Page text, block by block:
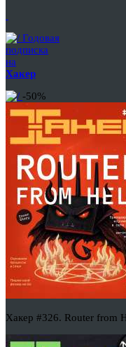
Годовая
подписка
на
Хакер
-50%
Хакер #326. Router from